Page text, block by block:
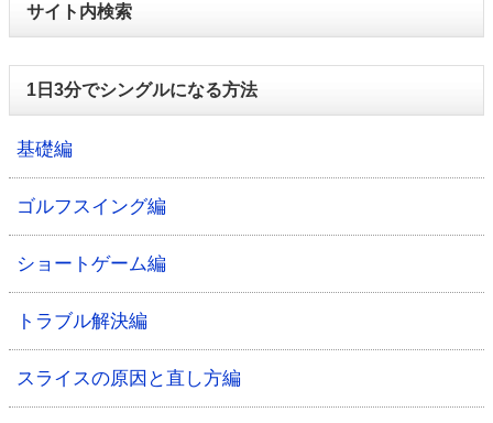
サイト内検索
1日3分でシングルになる方法
基礎編
ゴルフスイング編
ショートゲーム編
トラブル解決編
スライスの原因と直し方編